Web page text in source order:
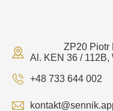
ZP20 Piotr
Al. KEN 36 / 112B,
+48 733 644 002